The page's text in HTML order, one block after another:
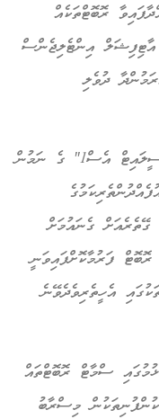
ރޮބޮޓްތަކެއް
އާޓިފިޝަލް އިންޓެލިޖެންސް
ދުވެލި
އެސް1″
ގެ ނަމުން
ގެނައުމަށް
ފަރުމާކޮށްފައިވަނީ
އެހީތެރިވެދެވޭނެ
ސްމާޓް ރޮބޮޓްތައް
މިސްރާބު